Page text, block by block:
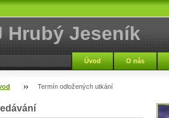
Hrubý Jeseník
Úvod O nás
Termín odložených utkání